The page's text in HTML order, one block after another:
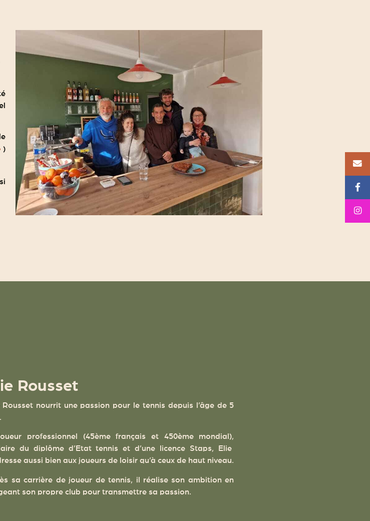
)
Rousset
Rousset nourrit une passion pour le tennis depuis l’âge de 5
professionnel (45ème français et 450ème mondial),
du diplôme d’Etat tennis et d’une licence Staps, Elie
aussi bien aux joueurs de loisir qu’à ceux de haut niveau.
sa carrière de joueur de tennis, il réalise son ambition en
son propre club pour transmettre sa passion.